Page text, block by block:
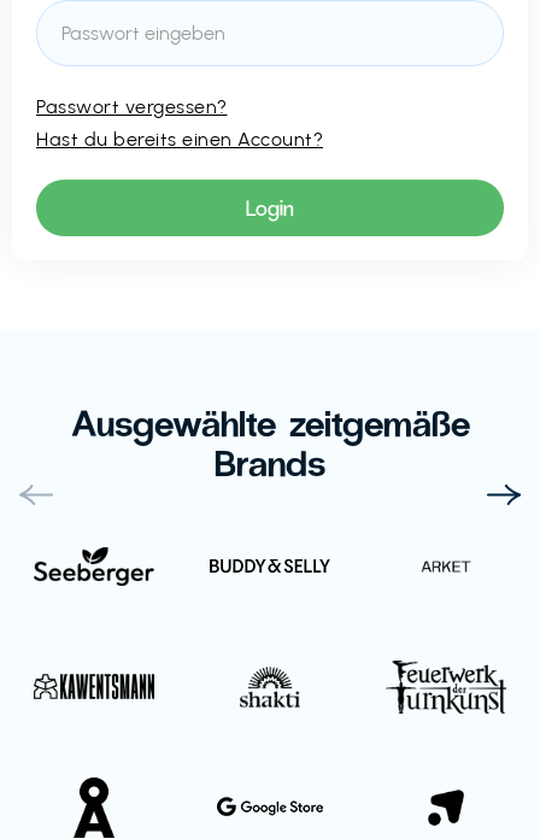
Passwort vergessen?
Hast du bereits einen Account?
Ausgewählte zeitgemäße
Brands